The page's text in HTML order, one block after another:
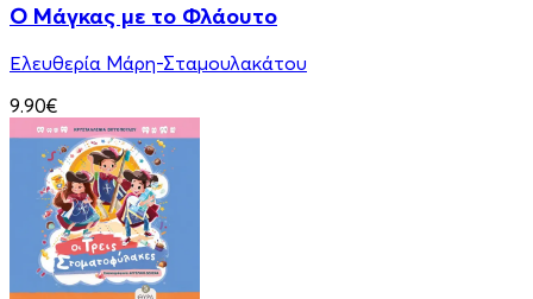
Ο Μάγκας με το Φλάουτο
Ελευθερία Μάρη-Σταμουλακάτου
9.90€